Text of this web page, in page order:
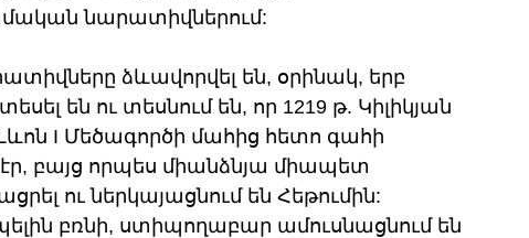
նարատիվներում:
ձևավորվել են, օրինակ, երբ
են ու տեսնում են, որ 1219 թ. Կիլիկյան
I Մեծագործի մահից հետո գահի
բայց որպես միանձնյա միապետ
ու ներկայացնում են Հեթումին:
բռնի, ստիպողաբար ամուսնացնում են